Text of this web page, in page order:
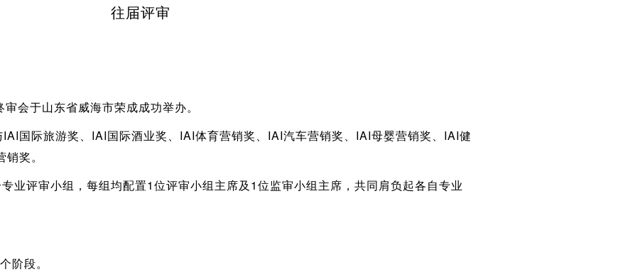
往届评审
会于山东省威海市荣成成功举办。
国际旅游奖、IAI国际酒业奖、IAI体育营销奖、IAI汽车营销奖、IAI母婴营销奖、IAI健
奖。
业评审小组，每组均配置1位评审小组主席及1位监审小组主席，共同肩负起各自专业
阶段。